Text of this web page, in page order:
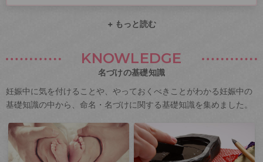
+ もっと読む
KNOWLEDGE
名づけの基礎知識
妊娠中に気を付けることや、やっておくべきことがわかる妊娠中の
基礎知識の中から、命名・名づけに関する基礎知識を集めました。